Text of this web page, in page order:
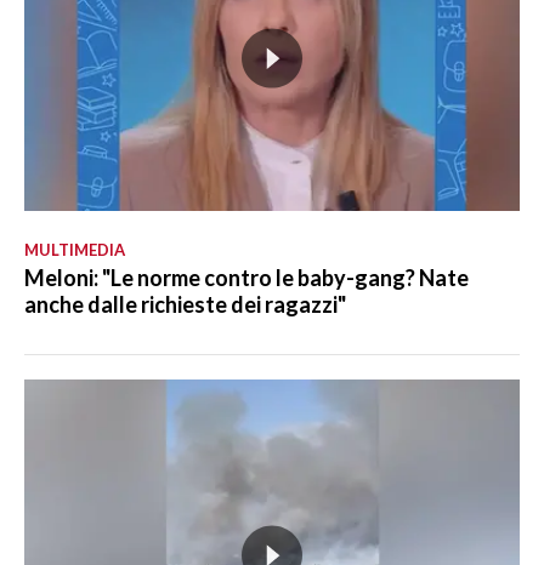
MULTIMEDIA
Meloni: "Le norme contro le baby-gang? Nate
anche dalle richieste dei ragazzi"